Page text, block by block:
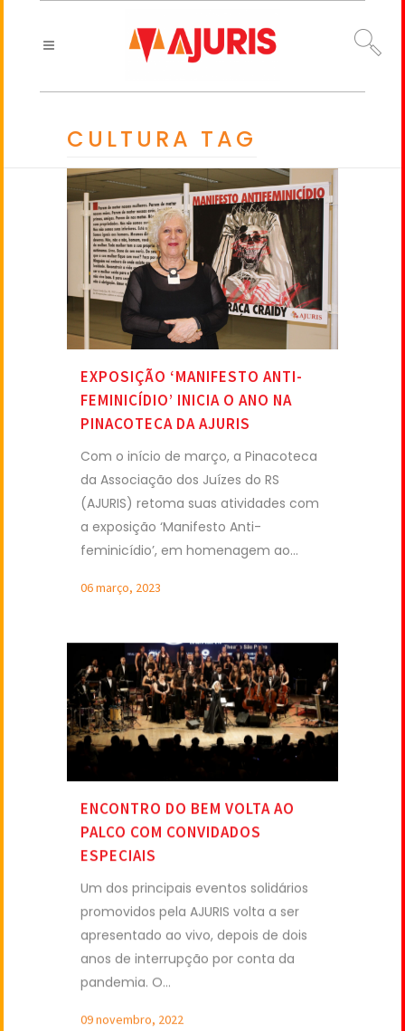
CULTURA TAG
EXPOSIÇÃO ‘MANIFESTO ANTI-
FEMINICÍDIO’ INICIA O ANO NA
PINACOTECA DA AJURIS
Com o início de março, a Pinacoteca
da Associação dos Juízes do RS
(AJURIS) retoma suas atividades com
a exposição ‘Manifesto Anti-
feminicídio’, em homenagem ao...
06 março, 2023
ENCONTRO DO BEM VOLTA AO
PALCO COM CONVIDADOS
ESPECIAIS
Um dos principais eventos solidários
promovidos pela AJURIS volta a ser
apresentado ao vivo, depois de dois
anos de interrupção por conta da
pandemia. O...
09 novembro, 2022